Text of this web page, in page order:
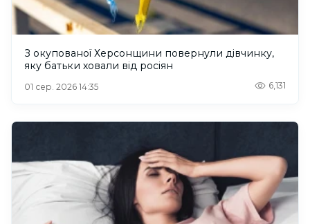
З окупованої Херсонщини повернули дівчинку,
яку батьки ховали від росіян
01 сер. 2026 14:35 6,131